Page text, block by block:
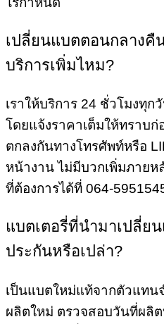
เปลี่ยนแบตตอนกลางคื
บริการเพิ่มไหม?
เราให้บริการ 24 ชั่วโมงทุ
โดยแจ้งราคาเต็มให้ทราบ
ตกลงกันทางโทรศัพท์หรือ
หน้างาน ไม่มีบวกเพิ่มภายห
ที่ต้องการได้ที่ 064-
แบตเตอรี่ที่นำมาเปลี่ย
ประกันหรือเปล่า?
เป็นแบตใหม่แท้จากตัวแท
ผลิตใหม่ ตรวจสอบวันที่ผลิ